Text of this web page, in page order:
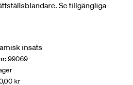
Se tillgängliga
insats
99069
kr